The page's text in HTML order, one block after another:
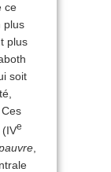
ce
plus
plus
soit
(IVe